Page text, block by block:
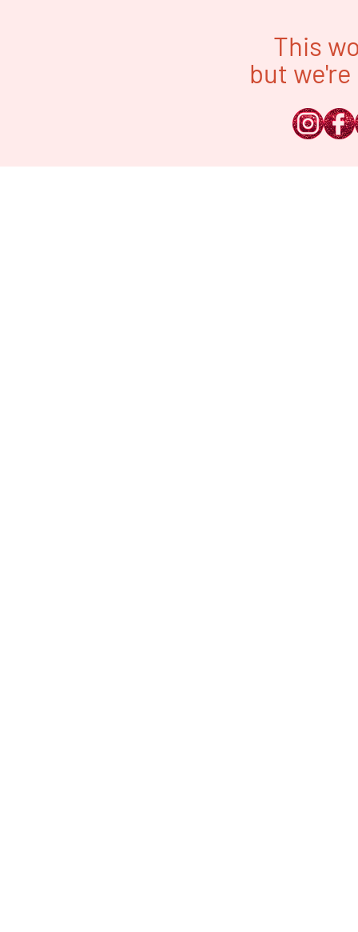
This
but